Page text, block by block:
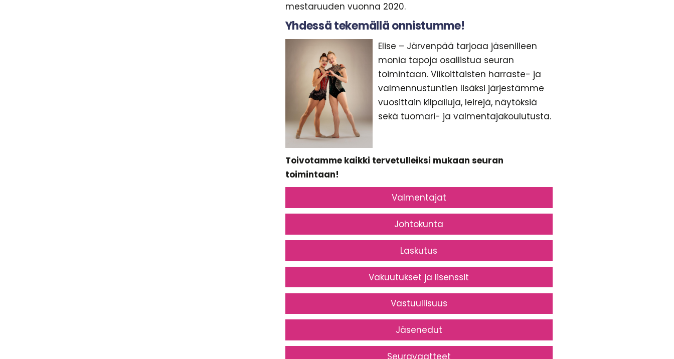
mestaruuden vuonna 2020.
Yhdessä tekemällä onnistumme!
Elise – Järvenpää tarjoaa jäsenilleen
monia tapoja osallistua seuran
toimintaan. Viikoittaisten harraste- ja
valmennustuntien lisäksi järjestämme
vuosittain kilpailuja, leirejä, näytöksiä
sekä tuomari- ja valmentajakoulutusta.
Toivotamme kaikki tervetulleiksi mukaan seuran
toimintaan!
Valmentajat
Johtokunta
Laskutus
Vakuutukset ja lisenssit
Vastuullisuus
Jäsenedut
Seuravaatteet